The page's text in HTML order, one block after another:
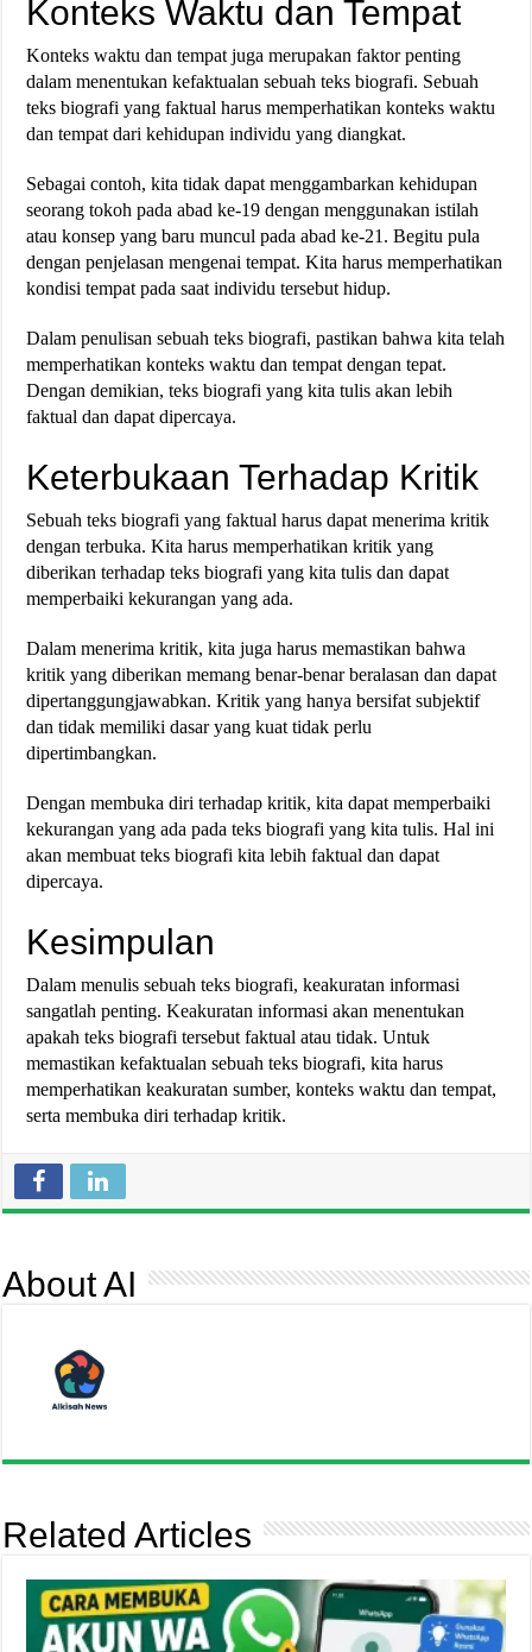
Konteks Waktu dan Tempat
Konteks waktu dan tempat juga merupakan faktor penting
dalam menentukan kefaktualan sebuah teks biografi. Sebuah
teks biografi yang faktual harus memperhatikan konteks waktu
dan tempat dari kehidupan individu yang diangkat.
Sebagai contoh, kita tidak dapat menggambarkan kehidupan
seorang tokoh pada abad ke-19 dengan menggunakan istilah
atau konsep yang baru muncul pada abad ke-21. Begitu pula
dengan penjelasan mengenai tempat. Kita harus memperhatikan
kondisi tempat pada saat individu tersebut hidup.
Dalam penulisan sebuah teks biografi, pastikan bahwa kita telah
memperhatikan konteks waktu dan tempat dengan tepat.
Dengan demikian, teks biografi yang kita tulis akan lebih
faktual dan dapat dipercaya.
Keterbukaan Terhadap Kritik
Sebuah teks biografi yang faktual harus dapat menerima kritik
dengan terbuka. Kita harus memperhatikan kritik yang
diberikan terhadap teks biografi yang kita tulis dan dapat
memperbaiki kekurangan yang ada.
Dalam menerima kritik, kita juga harus memastikan bahwa
kritik yang diberikan memang benar-benar beralasan dan dapat
dipertanggungjawabkan. Kritik yang hanya bersifat subjektif
dan tidak memiliki dasar yang kuat tidak perlu
dipertimbangkan.
Dengan membuka diri terhadap kritik, kita dapat memperbaiki
kekurangan yang ada pada teks biografi yang kita tulis. Hal ini
akan membuat teks biografi kita lebih faktual dan dapat
dipercaya.
Kesimpulan
Dalam menulis sebuah teks biografi, keakuratan informasi
sangatlah penting. Keakuratan informasi akan menentukan
apakah teks biografi tersebut faktual atau tidak. Untuk
memastikan kefaktualan sebuah teks biografi, kita harus
memperhatikan keakuratan sumber, konteks waktu dan tempat,
serta membuka diri terhadap kritik.
About AI
Related Articles